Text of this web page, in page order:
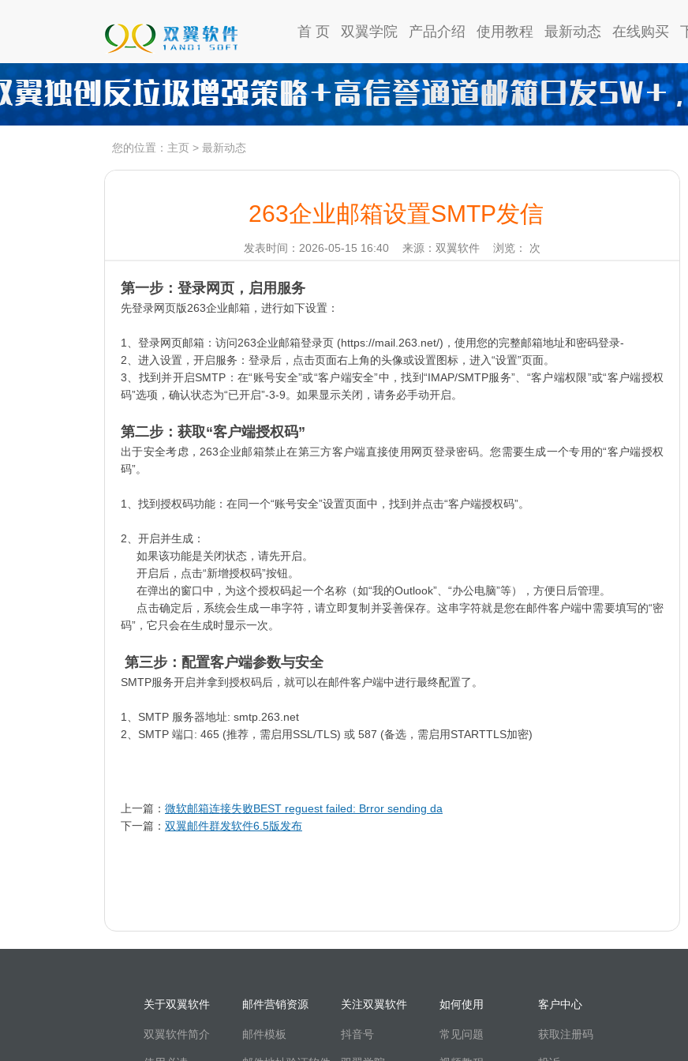
首 页 双翼学院 产品介绍 使用教程 最新动态 在线购买
您的位置： 主页 > 最新动态
263企业邮箱设置SMTP发信
发表时间：2026-05-15 16:40 来源：双翼软件 浏览： 次
第一步：登录网页，启用服务
先登录网页版263企业邮箱，进行如下设置：
1、登录网页邮箱：访问263企业邮箱登录页 (https://mail.263.net/)，使用您的完整邮箱地址和密码登录-
2、进入设置，开启服务：登录后，点击页面右上角的头像或设置图标，进入“设置”页面。
3、找到并开启SMTP：在“账号安全”或“客户端安全”中，找到“IMAP/SMTP服务”、“客户端权限”或“客户端授权
码”选项，确认状态为“已开启”-3-9。如果显示关闭，请务必手动开启。
第二步：获取“客户端授权码”
出于安全考虑，263企业邮箱禁止在第三方客户端直接使用网页登录密码。您需要生成一个专用的“客户端授权
码”。
1、找到授权码功能：在同一个“账号安全”设置页面中，找到并点击“客户端授权码”。
2、开启并生成：
如果该功能是关闭状态，请先开启。
开启后，点击“新增授权码”按钮。
在弹出的窗口中，为这个授权码起一个名称（如“我的Outlook”、“办公电脑”等），方便日后管理。
点击确定后，系统会生成一串字符，请立即复制并妥善保存。这串字符就是您在邮件客户端中需要填写的“密
码”，它只会在生成时显示一次。
第三步：配置客户端参数与安全
SMTP服务开启并拿到授权码后，就可以在邮件客户端中进行最终配置了。
1、SMTP 服务器地址: smtp.263.net
2、SMTP 端口: 465 (推荐，需启用SSL/TLS) 或 587 (备选，需启用STARTTLS加密)
上一篇： 微软邮箱连接失败BEST reguest failed: Brror sending da
下一篇： 双翼邮件群发软件6.5版发布
关于双翼软件
双翼软件简介
邮件营销资源
邮件模板
关注双翼软件
抖音号
如何使用
常见问题
客户中心
获取注册码